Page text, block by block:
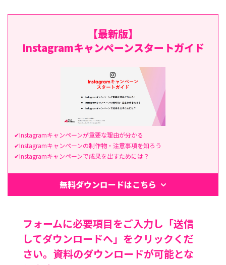
【最新版】
Instagramキャンペーンスタートガイド
✔Instagramキャンペーンが重要な理由が分かる
✔Instagramキャンペーンの制作物・注意事項を知ろう
✔Instagramキャンペーンで成果を出すためには？
無料ダウンロードはこちら
フォームに必要項目をご入力し 「送信
してダウンロードへ」をクリックくだ
さい。 資料のダウンロードが可能とな